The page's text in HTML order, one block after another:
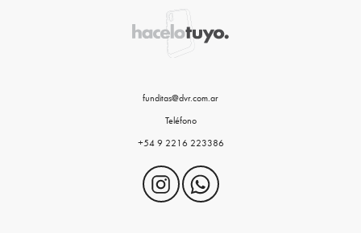
funditas@dvr.com.ar
Teléfono
+54 9 2216 223386